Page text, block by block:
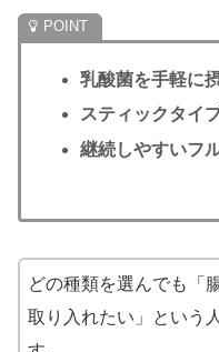
乳酸菌を手軽に
スティックタイ
継続しやすいフ
どの種類を選んでも「
取り入れたい」という